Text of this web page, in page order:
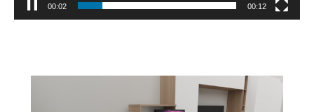
00:04 00:12